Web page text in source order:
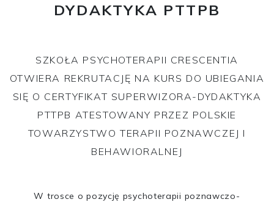
DYDAKTYKA PTTPB
SZKOŁA PSYCHOTERAPII CRESCENTIA
OTWIERA REKRUTACJĘ NA KURS DO UBIEGANIA
SIĘ O CERTYFIKAT SUPERWIZORA-DYDAKTYKA
PTTPB ATESTOWANY PRZEZ POLSKIE
TOWARZYSTWO TERAPII POZNAWCZEJ I
BEHAWIORALNEJ
W trosce o pozycję psychoterapii poznawczo-